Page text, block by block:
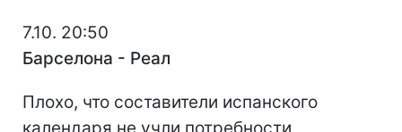
7.10. 20:50
Барселона - Реал
Плохо, что составители испанского